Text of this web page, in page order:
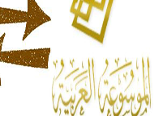
- هل تعلم أن المرجان
من مادة كربونات
أجود أنواعه، ويمتاز